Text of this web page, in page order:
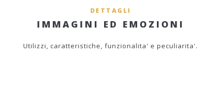
DETTAGLI
IMMAGINI ED EMOZIONI
Utilizzi, caratteristiche, funzionalita' e peculiarita'.